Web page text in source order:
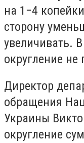
на 1−4
сторону
увеличивать.
округление не
Директор
обращения
Украины
округление